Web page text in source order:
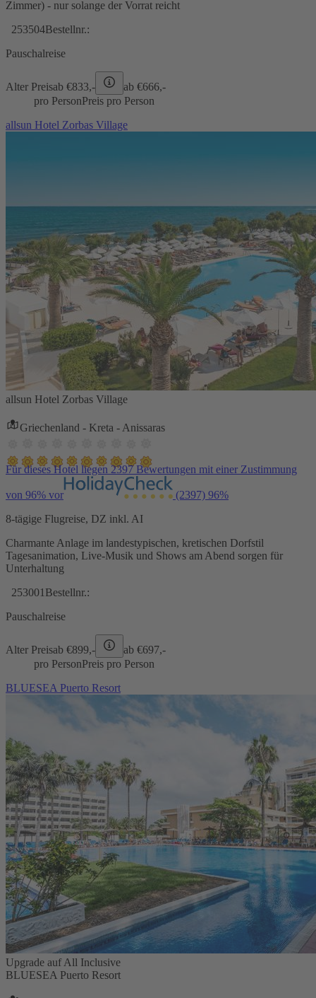
Zimmer) - nur solange der Vorrat reicht
253504Bestellnr.:
Pauschalreise
Alter Preisab €833,- ab €666,-
pro PersonPreis pro Person
allsun Hotel Zorbas Village
allsun Hotel Zorbas Village
Griechenland - Kreta - Anissaras
Für dieses Hotel liegen 2397 Bewertungen mit einer Zustimmung
von 96% vor (2397) 96%
8-tägige Flugreise, DZ inkl. AI
Charmante Anlage im landestypischen, kretischen Dorfstil
Tagesanimation, Live-Musik und Shows am Abend sorgen für
Unterhaltung
253001 Bestellnr.:
Pauschalreise
Alter Preisab €899,- ab €697,-
pro PersonPreis pro Person
BLUESEA Puerto Resort
Upgrade auf All Inclusive
BLUESEA Puerto Resort